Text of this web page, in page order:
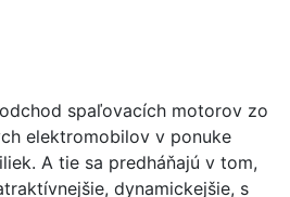
spaľovacích motorov zo
elektromobilov v ponuke
A tie sa predháňajú v tom,
dynamickejšie, s